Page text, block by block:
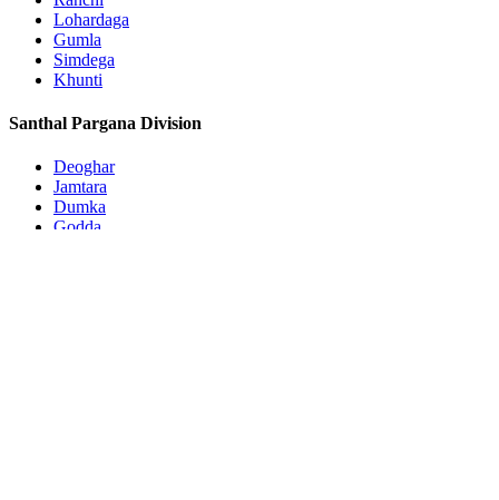
Lohardaga
Gumla
Simdega
Khunti
Santhal Pargana Division
Deoghar
Jamtara
Dumka
Godda